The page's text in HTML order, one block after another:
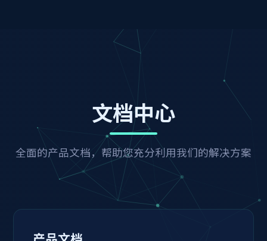
文档中心
全面的产品文档，帮助您充分利用我们的解决方案